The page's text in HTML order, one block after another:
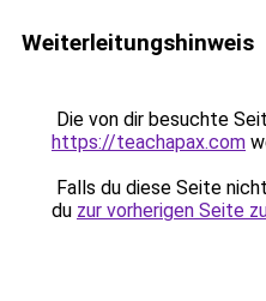
Weiterleitungshinweis
Die von dir besuchte
https://teachapax.com
Falls du diese Seite
du zur vorherigen Seite